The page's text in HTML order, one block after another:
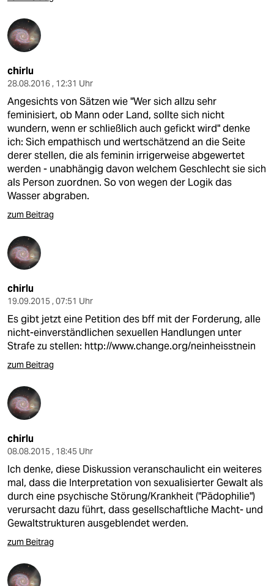
chirlu
28.08.2016 , 12:31 Uhr
Angesichts von Sätzen wie "Wer sich allzu sehr
feminisiert, ob Mann oder Land, sollte sich nicht
wundern, wenn er schließlich auch gefickt wird" denke
ich: Sich empathisch und wertschätzend an die Seite
derer stellen, die als feminin irrigerweise abgewertet
werden - unabhängig davon welchem Geschlecht sie sich
als Person zuordnen. So von wegen der Logik das
Wasser abgraben.
zum Beitrag
chirlu
19.09.2015 , 07:51 Uhr
Es gibt jetzt eine Petition des bff mit der Forderung, alle
nicht-einverständlichen sexuellen Handlungen unter
Strafe zu stellen: http://www.change.org/neinheisstnein
zum Beitrag
chirlu
08.08.2015 , 18:45 Uhr
Ich denke, diese Diskussion veranschaulicht ein weiteres
mal, dass die Interpretation von sexualisierter Gewalt als
durch eine psychische Störung/Krankheit ("Pädophilie")
verursacht dazu führt, dass gesellschaftliche Macht- und
Gewaltstrukturen ausgeblendet werden.
zum Beitrag